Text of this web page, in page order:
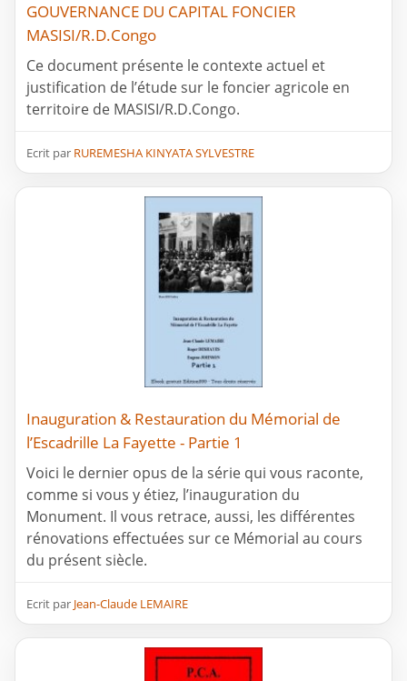
GOUVERNANCE DU CAPITAL FONCIER
MASISI/R.D.Congo
Ce document présente le contexte actuel et
justification de l’étude sur le foncier agricole en
territoire de MASISI/R.D.Congo.
Ecrit par RUREMESHA KINYATA SYLVESTRE
Inauguration & Restauration du Mémorial de
l’Escadrille La Fayette - Partie 1
Voici le dernier opus de la série qui vous raconte,
comme si vous y étiez, l’inauguration du
Monument. Il vous retrace, aussi, les différentes
rénovations effectuées sur ce Mémorial au cours
du présent siècle.
Ecrit par Jean-Claude LEMAIRE